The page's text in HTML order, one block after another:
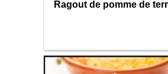
Ragout de pomme de